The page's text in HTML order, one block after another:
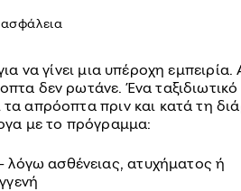
ασφάλεια
να γίνει μια υπέροχη εμπειρία.
δεν ρωτάνε. Ένα ταξιδιωτικό
απρόοπτα πριν και κατά τη
με το πρόγραμμα:
ασθένειας, ατυχήματος ή